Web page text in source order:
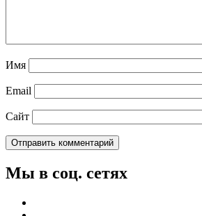
Имя
Email
Сайт
Мы в соц. сетях